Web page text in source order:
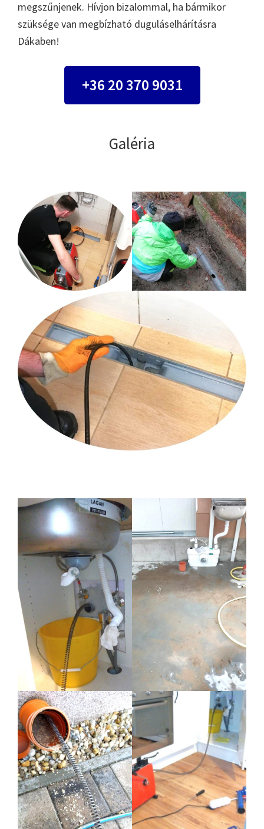
megszűnjenek. Hívjon bizalommal, ha bármikor
szüksége van megbízható duguláselhárításra
Dákaben!
+36 20 370 9031
Galéria